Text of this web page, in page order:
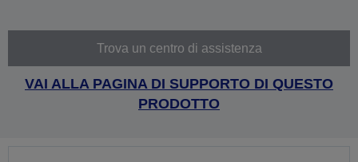
Trova un centro di assistenza
VAI ALLA PAGINA DI SUPPORTO DI QUESTO
PRODOTTO